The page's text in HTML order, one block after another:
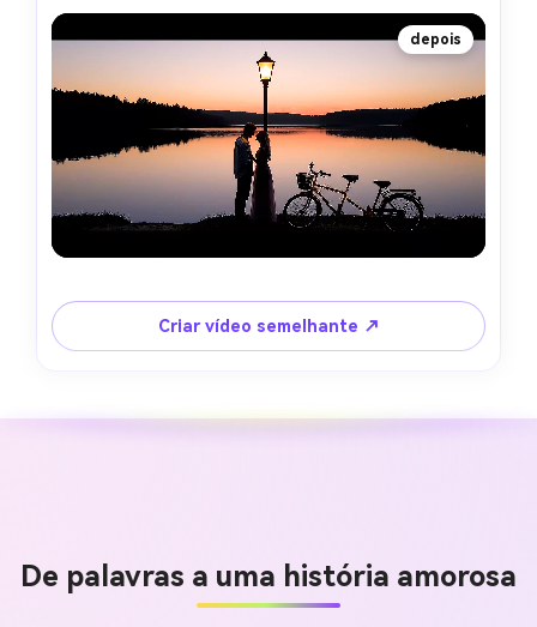
depois
Criar vídeo semelhante ↗
De palavras a uma história amorosa